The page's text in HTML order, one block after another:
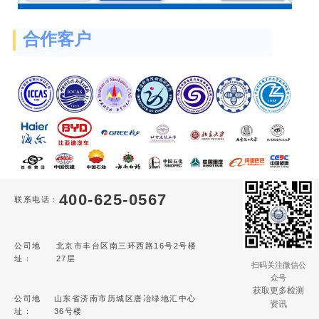
合作客户
联系电话： 400-625-0567
公司地
址：
北京市丰台区南三环西路16号2号楼
27层
公司地
址：
山东省济南市历城区唐冶绿地汇中心
36号楼
扫码关注微信公
众号
获取更多检测
资讯